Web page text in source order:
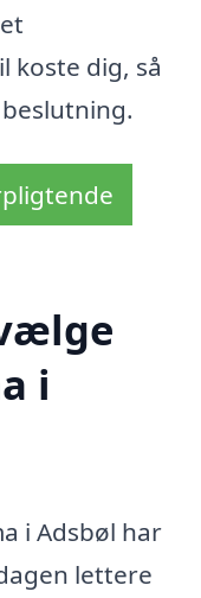
koste dig, så
i
i Adsbøl har
lettere